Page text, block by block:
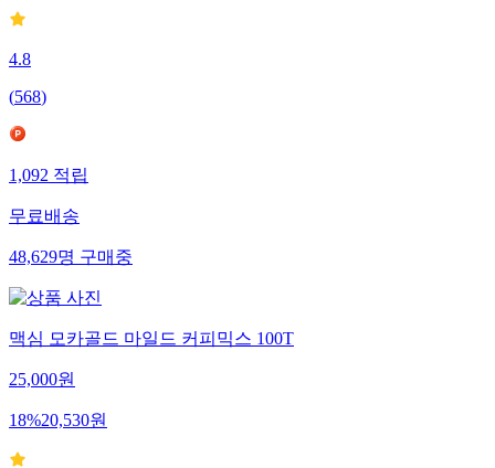
4.8
(568)
1,092 적립
무료배송
48,629명 구매중
맥심 모카골드 마일드 커피믹스 100T
25,000원
18%20,530원